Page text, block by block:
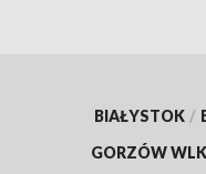
BIAŁYSTOK /
GORZÓW